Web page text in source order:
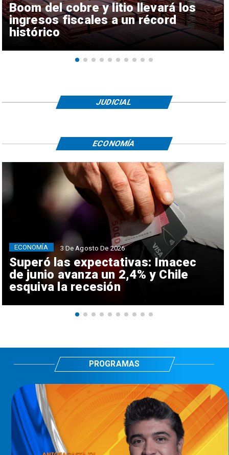
Boom del cobre y litio llevará los
ingresos fiscales a un récord
histórico
JUDICIAL
Superó las expectativas: Imacec
de junio avanza un 2,4% y Chile
esquiva la recesión
ECONOMÍA 3 De Agosto De 2026
ECONOMÍA
PROGRAMAS